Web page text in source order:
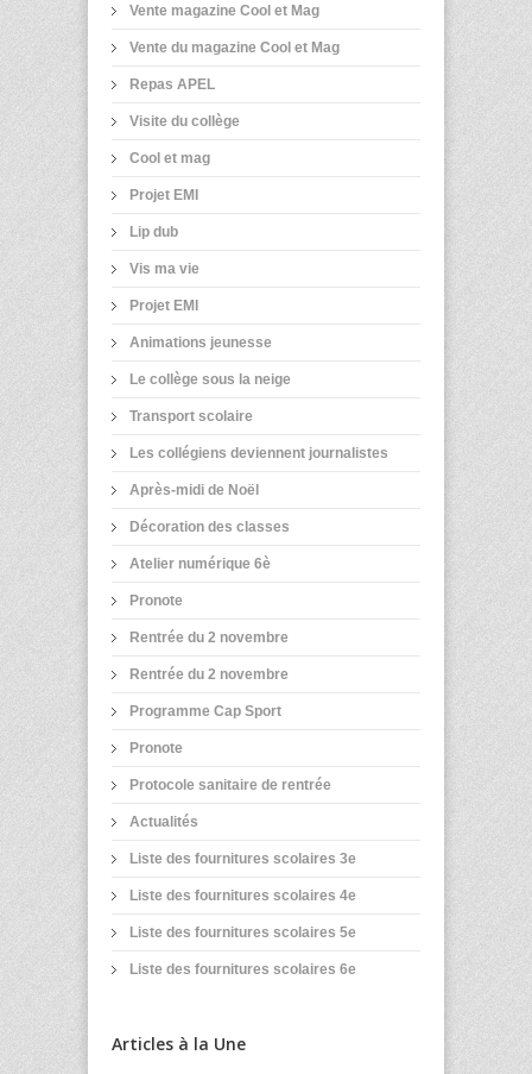
Vente magazine Cool et Mag
Vente du magazine Cool et Mag
Repas APEL
Visite du collège
Cool et mag
Projet EMI
Lip dub
Vis ma vie
Projet EMI
Animations jeunesse
Le collège sous la neige
Transport scolaire
Les collégiens deviennent journalistes
Après-midi de Noël
Décoration des classes
Atelier numérique 6è
Pronote
Rentrée du 2 novembre
Rentrée du 2 novembre
Programme Cap Sport
Pronote
Protocole sanitaire de rentrée
Actualités
Liste des fournitures scolaires 3e
Liste des fournitures scolaires 4e
Liste des fournitures scolaires 5e
Liste des fournitures scolaires 6e
Articles à la Une